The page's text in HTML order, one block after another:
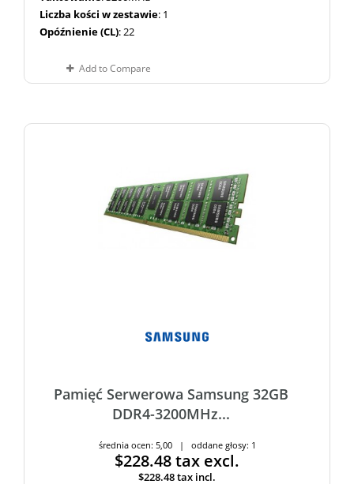
Liczba kości w zestawie: 1
Opóźnienie (CL): 22
Add to Compare
Pamięć Serwerowa Samsung 32GB
DDR4-3200MHz...
średnia ocen: 5,00 | oddane głosy: 1
$228.48tax excl.
$228.48tax incl.